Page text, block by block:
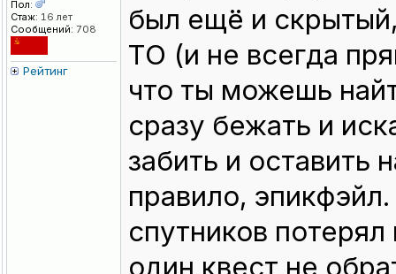
Пол:
Стаж: 16 лет
Сообщений: 708
Рейтинг
был ещё и
ТО (и не всегда
что ты можешь
сразу бежать и
забить и оставить
правило,
спутников
один квест не